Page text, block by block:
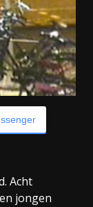
Acht
jongen